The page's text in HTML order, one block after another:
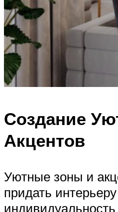
Создание
Акцентов
Уютные зоны и
придать интерьеру